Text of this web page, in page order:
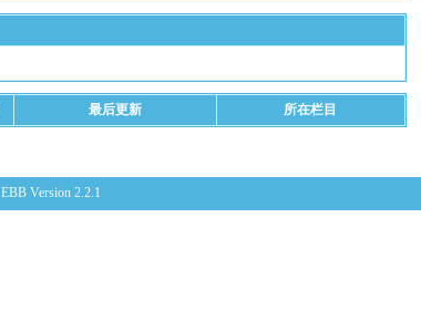
最后更新 所在栏目
EBB Version 2.2.1